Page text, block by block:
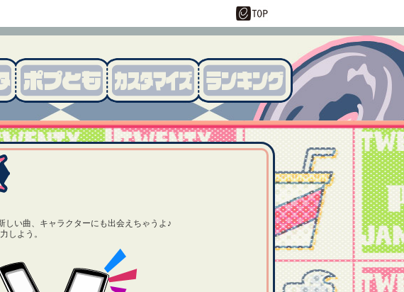
い曲、キャラクターにも出会えちゃうよ♪
しよう。